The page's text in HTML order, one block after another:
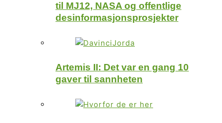
til MJ12, NASA og offentlige
desinformasjonsprosjekter
Artemis II: Det var en gang 10
gaver til sannheten